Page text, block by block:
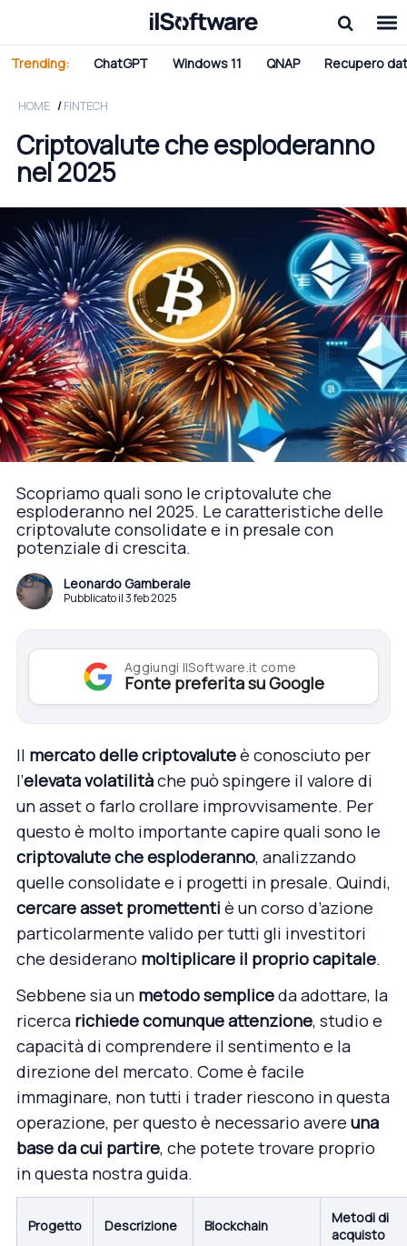
Trending: ChatGPT Windows 11 QNAP Recupero
HOME FINTECH
Criptovalute che esploderanno
nel 2025
Scopriamo quali sono le criptovalute che
esploderanno nel 2025. Le caratteristiche delle
criptovalute consolidate e in presale con
potenziale di crescita.
Leonardo Gamberale
Pubblicato il 3 feb 2025
Aggiungi IlSoftware.it come
Fonte preferita su Google
Il mercato delle criptovaluteè conosciuto per
l’elevata volatilitàche può spingere il valore di
un asset o farlo crollare improvvisamente. Per
questo è molto importante capire quali sono le
criptovalute che esploderanno, analizzando
quelle consolidate e i progetti in presale. Quindi,
cercare asset promettenti è un corso d’azione
particolarmente valido per tutti gli investitori
che desiderano moltiplicare il proprio capitale.
Sebbene sia un metodo sempliceda adottare, la
ricerca richiede comunqueattenzione, studio e
capacità di comprendere il sentimento e la
direzione del mercato. Come è facile
immaginare, non tutti i trader riescono in questa
operazione, per questo è necessario avere una
base da cui partire, che potete trovare proprio
in questa nostra guida.
Progetto Descrizione Blockchain
Metodi di
acquisto